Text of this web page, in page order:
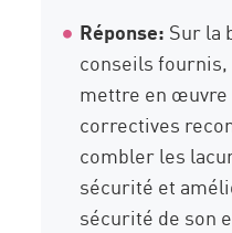
Réponse: Sur la
conseils fournis,
mettre en œuvre
correctives
combler les
sécurité et
sécurité de son